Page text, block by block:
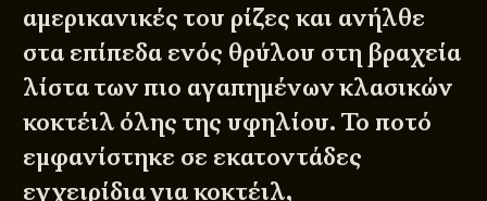
αμερικανικές του ρίζες και ανήλθε
στα επίπεδα ενός θρύλου στη βραχεία
λίστα των πιο αγαπημένων κλασικών
κοκτέιλ όλης της υφηλίου. Το ποτό
εμφανίστηκε σε εκατοντάδες
εγχειρίδια για κοκτέιλ,